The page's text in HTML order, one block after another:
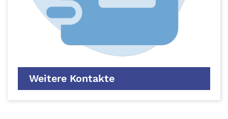
Weitere Kontakte